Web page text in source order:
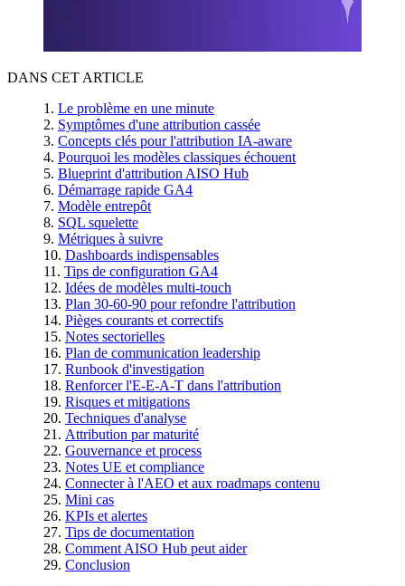
DANS CET ARTICLE
Le problème en une minute
Symptômes d'une attribution cassée
Concepts clés pour l'attribution IA-aware
Pourquoi les modèles classiques échouent
Blueprint d'attribution AISO Hub
Démarrage rapide GA4
Modèle entrepôt
SQL squelette
Métriques à suivre
Dashboards indispensables
Tips de configuration GA4
Idées de modèles multi-touch
Plan 30-60-90 pour refondre l'attribution
Pièges courants et correctifs
Notes sectorielles
Plan de communication leadership
Runbook d'investigation
Renforcer l'E-E-A-T dans l'attribution
Risques et mitigations
Techniques d'analyse
Attribution par maturité
Gouvernance et process
Notes UE et compliance
Connecter à l'AEO et aux roadmaps contenu
Mini cas
KPIs et alertes
Tips de documentation
Comment AISO Hub peut aider
Conclusion